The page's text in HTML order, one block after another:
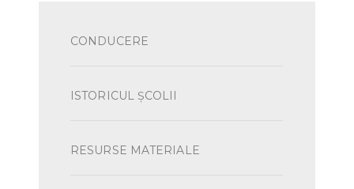
CONDUCERE
ISTORICUL ŞCOLII
RESURSE MATERIALE